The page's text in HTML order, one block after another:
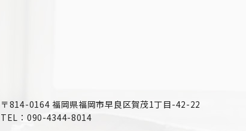
〒814-0164 福岡県福岡市早良区賀茂1丁目-42-22
TEL：090-4344-8014